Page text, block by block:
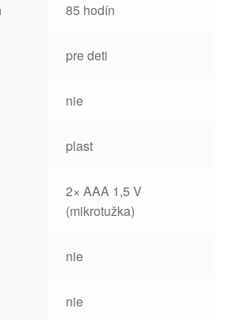
85 hodín
pre deti
nie
plast
2× AAA 1,5 V
(mikrotužka)
nie
nie